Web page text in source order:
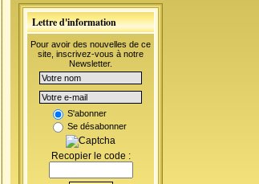
Lettre d'information
Pour avoir des nouvelles de ce
site, inscrivez-vous à notre
Newsletter.
S'abonner
Se désabonner
Recopier le code :